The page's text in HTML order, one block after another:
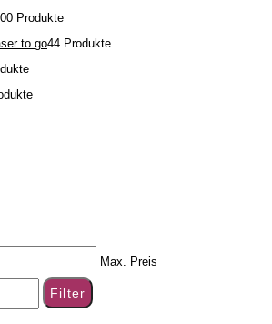
00 Produkte
to go44 Produkte
Max. Preis
Filter